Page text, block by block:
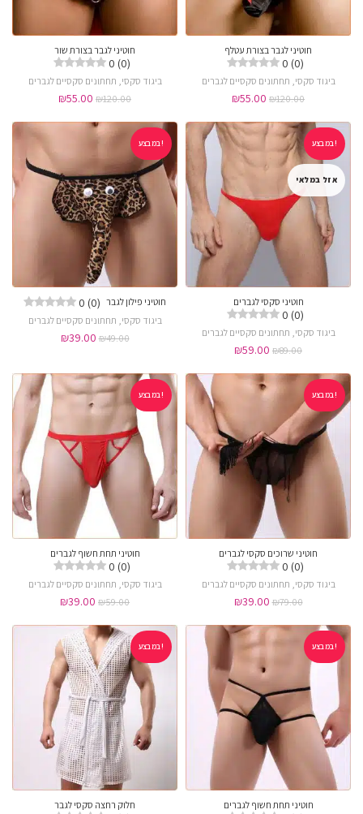
חוטיני לגבר בצורת עטלף
0 (0)
ביגוד סקסי, תחתונים סקסיים לגברים
₪120.00
₪55.00
חוטיני לגבר בצורת שור
0 (0)
ביגוד סקסי, תחתונים סקסיים לגברים
₪120.00
₪55.00
במבצע!
אזל במלאי
חוטיני סקסי לגברים
0 (0)
ביגוד סקסי, תחתונים סקסיים לגברים
₪89.00
₪59.00
במבצע!
חוטיני פילון לגבר 0 (0)
ביגוד סקסי, תחתונים סקסיים לגברים
₪49.00
₪39.00
במבצע!
חוטיני שרוכים סקסי לגברים
0 (0)
ביגוד סקסי, תחתונים סקסיים לגברים
₪79.00
₪39.00
במבצע!
חוטיני תחת חשוף לגברים
0 (0)
ביגוד סקסי, תחתונים סקסיים לגברים
₪59.00
₪39.00
במבצע!
חוטיני תחת חשוף לגברים
במבצע!
חלוק רחצה סקסי לגבר